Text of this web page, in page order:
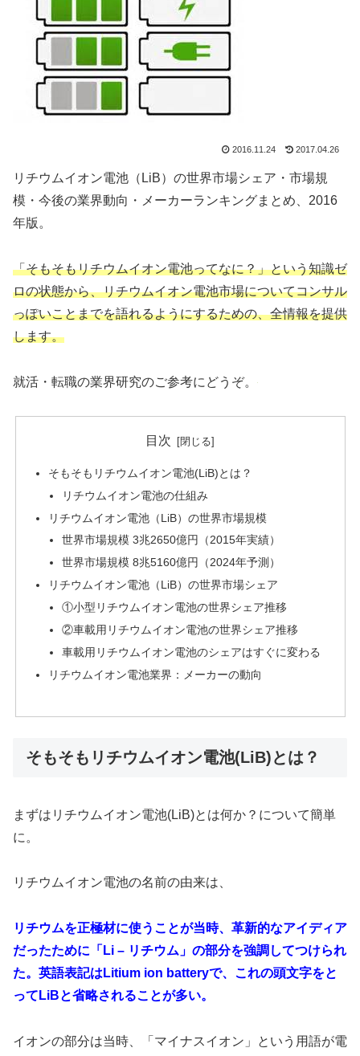
2016.11.24 2017.04.26
リチウムイオン電池（LiB）の世界市場シェア・市場規
模・今後の業界動向・メーカーランキングまとめ、2016
年版。
「そもそもリチウムイオン電池ってなに？」という知識ゼ
ロの状態から、リチウムイオン電池市場についてコンサル
っぽいことまでを語れるようにするための、全情報を提供
します。
就活・転職の業界研究のご参考にどうぞ。
目次
そもそもリチウムイオン電池(LiB)とは？
リチウムイオン電池の仕組み
リチウムイオン電池（LiB）の世界市場規模
世界市場規模 3兆2650億円（2015年実績）
世界市場規模 8兆5160億円（2024年予測）
リチウムイオン電池（LiB）の世界市場シェア
①小型リチウムイオン電池の世界シェア推移
②車載用リチウムイオン電池の世界シェア推移
車載用リチウムイオン電池のシェアはすぐに変わる
リチウムイオン電池業界：メーカーの動向
そもそもリチウムイオン電池(LiB)とは？
まずはリチウムイオン電池(LiB)とは何か？について簡単
に。
リチウムイオン電池の名前の由来は、
リチウムを正極材に使うことが当時、革新的なアイディア
だったために「Li – リチウム」の部分を強調してつけられ
た。英語表記はLitium ion batteryで、これの頭文字をと
ってLiBと省略されることが多い。
イオンの部分は当時、「マイナスイオン」という用語が電